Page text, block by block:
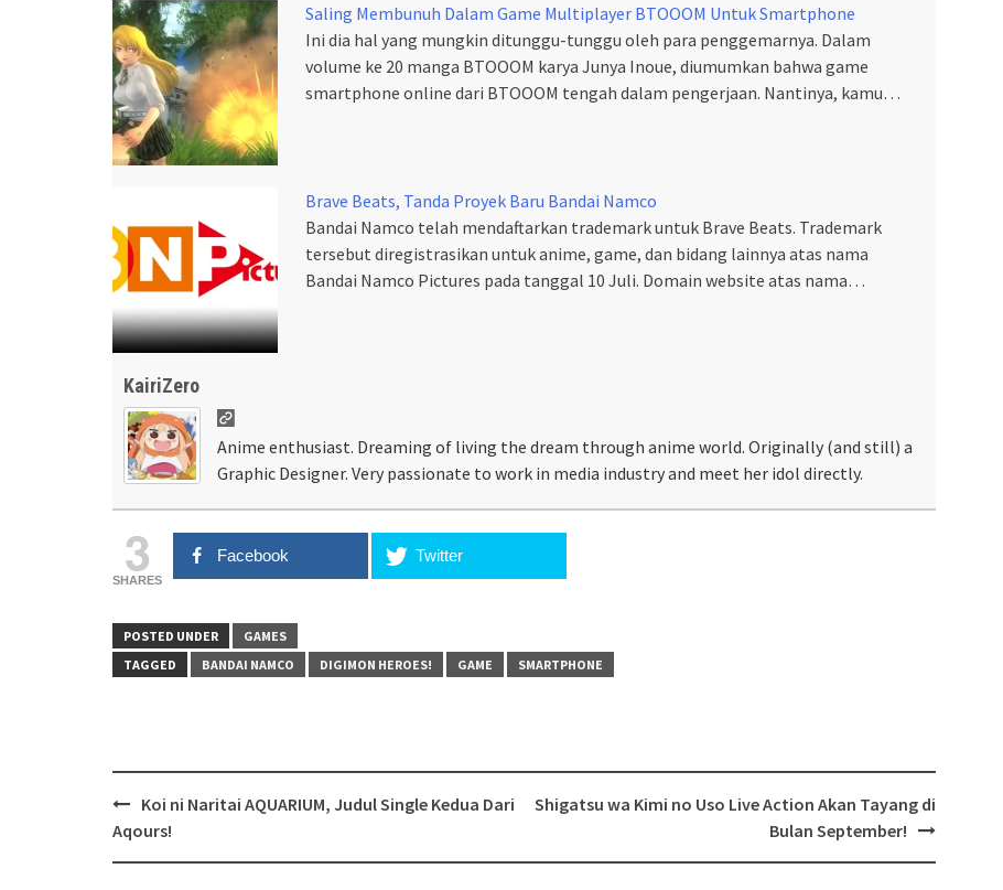
Saling Membunuh Dalam Game Multiplayer BTOOOM Untuk Smartphone
Ini dia hal yang mungkin ditunggu-tunggu oleh para penggemarnya. Dalam
volume ke 20 manga BTOOOM karya Junya Inoue, diumumkan bahwa game
smartphone online dari BTOOOM tengah dalam pengerjaan. Nantinya, kamu…
Brave Beats, Tanda Proyek Baru Bandai Namco
Bandai Namco telah mendaftarkan trademark untuk Brave Beats. Trademark
tersebut diregistrasikan untuk anime, game, dan bidang lainnya atas nama
Bandai Namco Pictures pada tanggal 10 Juli. Domain website atas nama…
KairiZero
Anime enthusiast. Dreaming of living the dream through anime world. Originally (and still) a
Graphic Designer. Very passionate to work in media industry and meet her idol directly.
3
SHARES
Facebook Twitter
POSTED UNDER
GAMES
TAGGED
BANDAI NAMCO DIGIMON HEROES! GAME SMARTPHONE
Post
navigation
Koi ni Naritai AQUARIUM, Judul Single Kedua Dari
Aqours!
Shigatsu wa Kimi no Uso Live Action Akan Tayang di
Bulan September!